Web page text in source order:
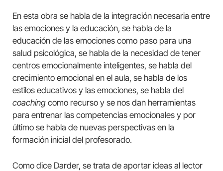
En esta obra se habla de la integración necesaria entre
las emociones y la educación, se habla de la
educación de las emociones como paso para una
salud psicológica, se habla de la necesidad de tener
centros emocionalmente inteligentes, se habla del
crecimiento emocional en el aula, se habla de los
estilos educativos y las emociones, se habla del
coaching como recurso y se nos dan herramientas
para entrenar las competencias emocionales y por
último se habla de nuevas perspectivas en la
formación inicial del profesorado.
Como dice Darder, se trata de aportar ideas al lector